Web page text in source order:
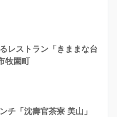
レストラン「きままな台
牧園町
チ「沈壽官茶寮 美山」